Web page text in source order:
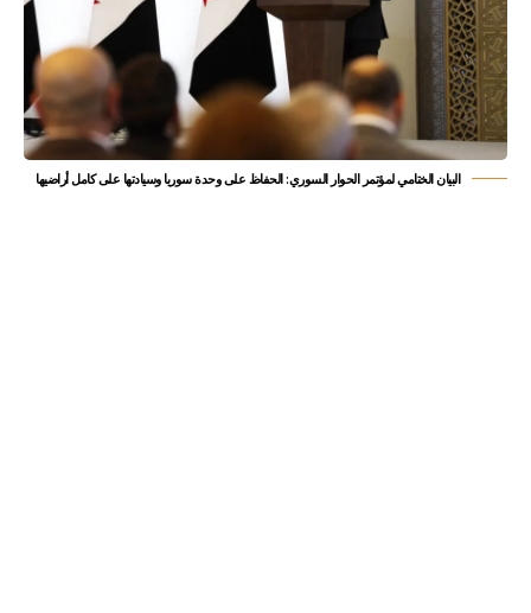
البيان الختامي لمؤتمر الحوار السوري: الحفاظ على وحدة سوريا وسيادتها على كامل أراضيها